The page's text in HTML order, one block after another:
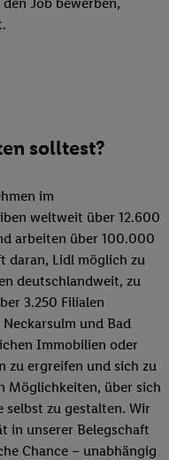
solltest?
im
weltweit über 12.600
arbeiten über 100.000
daran, Lidl möglich zu
deutschlandweit, zu
3.250 Filialen
und Bad
Immobilien oder
zu ergreifen und sich zu
Möglichkeiten, über sich
selbst zu gestalten. Wir
in unserer Belegschaft
Chance – unabhängig